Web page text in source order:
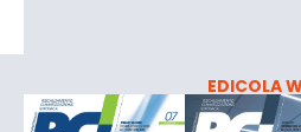
EDICOLA